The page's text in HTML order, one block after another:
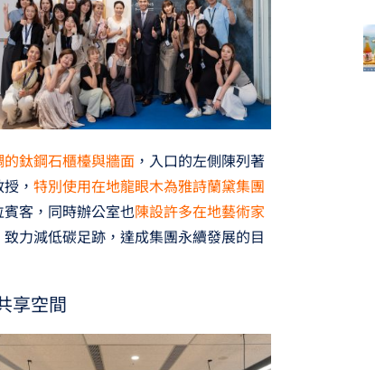
鈦鋼石櫃檯與牆面，入口的左側陳列著
， 特別使用在地龍眼木為雅詩蘭黛集團
客，同時辦公室也陳設許多在地藝術家
致力減低碳足跡，達成集團永續發展的目
享空間